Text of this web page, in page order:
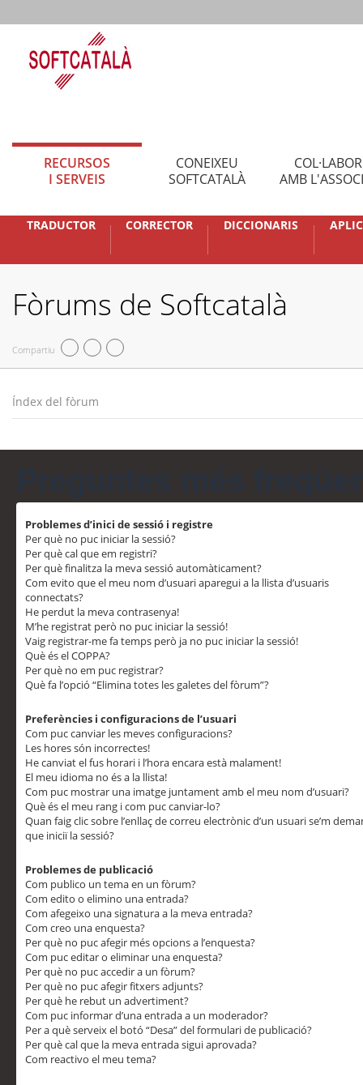
RECURSOS
I SERVEIS
CONEIXEU
SOFTCATALÀ
AMB
TRADUCTOR CORRECTOR DICCIONARIS
Fòrums de Softcatalà
Compartiu
Índex del fòrum
Problemes d’inici de sessió i registre
Per què no puc iniciar la sessió?
Per què cal que em registri?
Per què finalitza la meva sessió automàticament?
Com evito que el meu nom d’usuari aparegui a la llista d’usuaris
connectats?
He perdut la meva contrasenya!
M’he registrat però no puc iniciar la sessió!
Vaig registrar-me fa temps però ja no puc iniciar la sessió!
Què és el COPPA?
Per què no em puc registrar?
Què fa l’opció “Elimina totes les galetes del fòrum”?
Preferències i configuracions de l’usuari
Com puc canviar les meves configuracions?
Les hores són incorrectes!
He canviat el fus horari i l’hora encara està malament!
El meu idioma no és a la llista!
Com puc mostrar una imatge juntament amb el meu nom d’usuari?
Què és el meu rang i com puc canviar-lo?
Quan faig clic sobre l’enllaç de correu electrònic d’un usuari se’m
que iniciï la sessió?
Problemes de publicació
Com publico un tema en un fòrum?
Com edito o elimino una entrada?
Com afegeixo una signatura a la meva entrada?
Com creo una enquesta?
Per què no puc afegir més opcions a l’enquesta?
Com puc editar o eliminar una enquesta?
Per què no puc accedir a un fòrum?
Per què no puc afegir fitxers adjunts?
Per què he rebut un advertiment?
Com puc informar d’una entrada a un moderador?
Per a què serveix el botó “Desa” del formulari de publicació?
Per què cal que la meva entrada sigui aprovada?
Com reactivo el meu tema?